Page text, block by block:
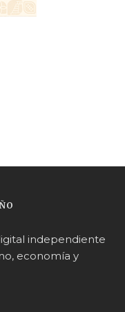
independiente
economía y